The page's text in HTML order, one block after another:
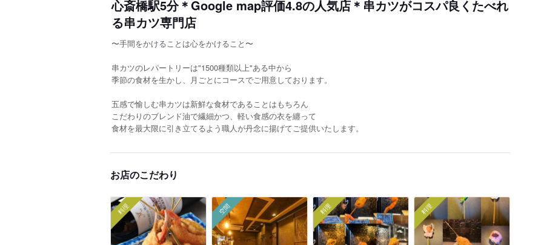
心斎橋駅5分＊Google map評価4.8の人気店＊串カツがコスパ良くたべれ
る串カツ専門店
〜手間をかけることは心をかけること〜
串カツのレパートリーは"1500種類以上"ある中から
季節の食材を生かし、月ごとにコースでご用意しております。
五感で愉しむ串カツは新鮮な食材であることはもちろん
こだわりのブレンド油で繊細かつ、軽い食感の衣を纏って
食材を最大限に引き立てるよう職人が丹念に揚げてご提供いたします。
お店のこだわり
料理 空間 料理 料理